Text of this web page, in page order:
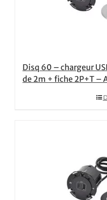
Disq 60 – chargeur
de 2m + fiche 2P+T –